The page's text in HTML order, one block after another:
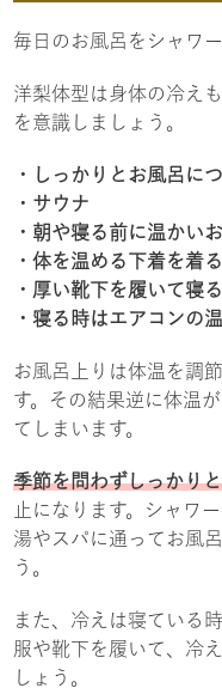
毎日のお風呂をシャワ
洋梨体型は身体の冷え
を意識しましょう。
・しっかりとお風呂に
・サウナ
・朝や寝る前に温かい
・体を温める下着を着る
・厚い靴下を履いて寝る
・寝る時はエアコンの
お風呂上りは体温を調
す。その結果逆に体温
てしまいます。
季節を問わずしっかり
止になります。シャワ
湯やスパに通ってお風
う。
また、冷えは寝ている
服や靴下を履いて、冷
しょう。